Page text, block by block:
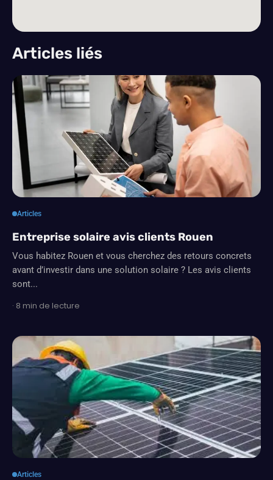
Articles liés
Articles
Entreprise solaire avis clients Rouen
Vous habitez Rouen et vous cherchez des retours concrets
avant d’investir dans une solution solaire ? Les avis clients
sont...
· 8 min de lecture
Articles